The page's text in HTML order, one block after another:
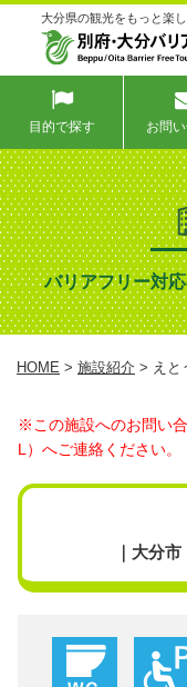
大分県の観光をもっと楽
目的で探す お問
バリアフリー対
HOME > 施設紹介 > えと
※この施設へのお問い
L）へご連絡ください。
｜大分